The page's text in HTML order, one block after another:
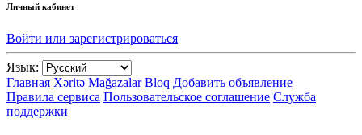
Личный кабинет
Войти или зарегистрироваться
Язык:
Главная Xəritə Mağazalar Bloq Добавить объявление
Правила сервиса Пользовательское соглашение Служба
поддержки